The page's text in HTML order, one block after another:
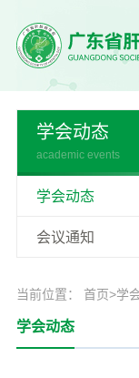
学会动态
academic events
学会动态
会议通知
当前位置： 首页>学
学会动态